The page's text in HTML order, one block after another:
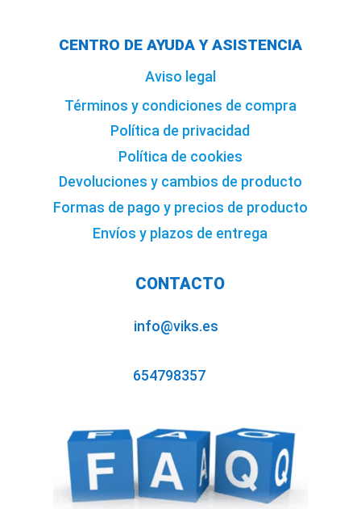
CENTRO DE AYUDA Y ASISTENCIA
Aviso legal
Términos y condiciones de compra
Política de privacidad
Política de cookies
Devoluciones y cambios de producto
Formas de pago y precios de producto
Envíos y plazos de entrega
CONTACTO
info@viks.es
654798357